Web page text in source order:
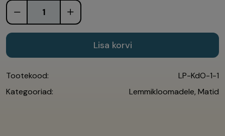
Lisa korvi
Tootekood:
LP-KdO-1-1
Kategooriad:
Lemmikloomadele, Matid